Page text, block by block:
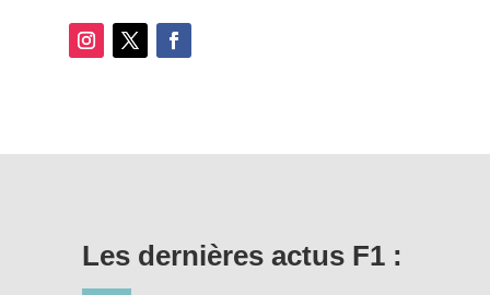
Les dernières actus F1 :